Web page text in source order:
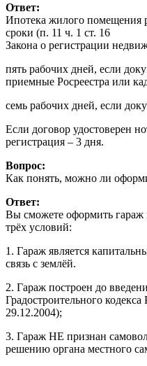
Ответ:
Ипотека жилого помещения
сроки (п. 11 ч. 1 ст. 16
Закона о регистрации
пять рабочих дней, если
приемные Росреестра или
семь рабочих дней, если
Если договор удостоверен
регистрация – 3 дня.
Вопрос:
Как понять, можно ли
Ответ:
Вы сможете оформить
трёх условий:
1. Гараж является
связь с землёй.
2. Гараж построен до
Градостроительного
29.12.2004);
3. Гараж НЕ признан
решению органа местного